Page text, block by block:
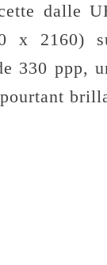
dalle
x 2160)
330 ppp,